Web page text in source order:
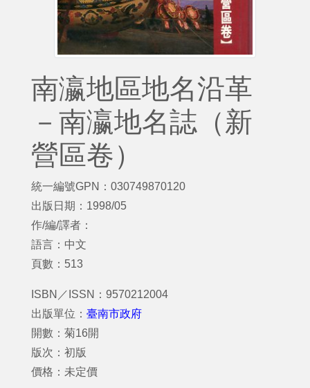
南瀛地區地名沿革
－南瀛地名誌（新
營區卷）
統一編號GPN：030749870120
出版日期：1998/05
作/編/譯者：
語言：中文
頁數：513
ISBN／ISSN：9570212004
出版單位： 臺南市政府
開數：菊16開
版次：初版
價格：未定價